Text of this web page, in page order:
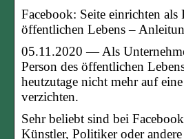
Facebook: Seite einrichten als
öffentlichen Lebens –
05.11.2020 — Als
Person des öffentlichen
heutzutage nicht mehr auf
verzichten.
Sehr beliebt sind bei
Künstler, Politiker oder andere